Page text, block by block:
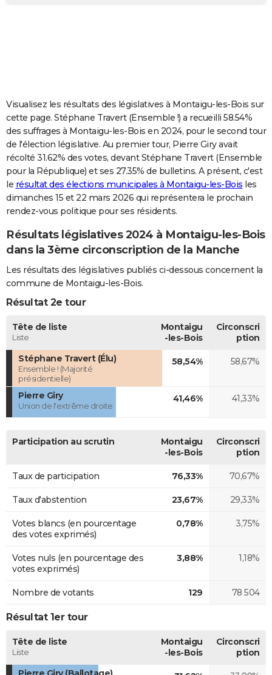
Carte de Noël
Carte Bonne année
Carte Saint-Valentin
Carte Pâques
Carte d'anniversaire
DICTIONNAIRE
Dictionnaire
Biographies
Citations
Expressions
Proverbes
PROGRAMME TV
COPAINS D'AVANT
S'inscrire
Se connecter
Lycées
Collèges
Primaires
Universités
Entreprises
Service militaire
Avis de recherche
AVIS DE DÉCÈS
FORUM
Bricolage
Lifestyle
Culture
Sport
Auto
Television
Voyage
Cinema
Visualisez les résultats des législatives à Montaigu-les-Bois sur
cette page. Stéphane Travert (Ensemble !) a recueilli 58.54%
des suffrages à Montaigu-les-Bois en 2024, pour le second tour
de l'élection législative. Au premier tour, Pierre Giry avait
récolté 31.62% des votes, devant Stéphane Travert (Ensemble
pour la République) et ses 27.35% de bulletins. A présent, c'est
le résultat des élections municipales à Montaigu-les-Bois les
dimanches 15 et 22 mars 2026 qui représentera le prochain
rendez-vous politique pour ses résidents.
Résultats législatives 2024 à Montaigu-les-Bois
dans la 3ème circonscription de la Manche
Les résultats des législatives publiés ci-dessous concernent la
commune de Montaigu-les-Bois.
Résultat 2e tour
Tête de liste
Liste
Montaigu
-les-Bois
Circonscri
ption
Stéphane Travert (Élu)
Ensemble ! (Majorité
présidentielle)
58,54% 58,67%
Pierre Giry
Union de l'extrême droite
41,46% 41,33%
Participation au scrutin
Montaigu
-les-Bois
Circonscri
ption
Taux de participation 76,33% 70,67%
Taux d'abstention 23,67% 29,33%
Votes blancs (en pourcentage
des votes exprimés)
0,78% 3,75%
Votes nuls (en pourcentage des
votes exprimés)
3,88% 1,18%
Nombre de votants 129 78 504
Résultat 1er tour
Tête de liste
Liste
Montaigu
-les-Bois
Circonscri
ption